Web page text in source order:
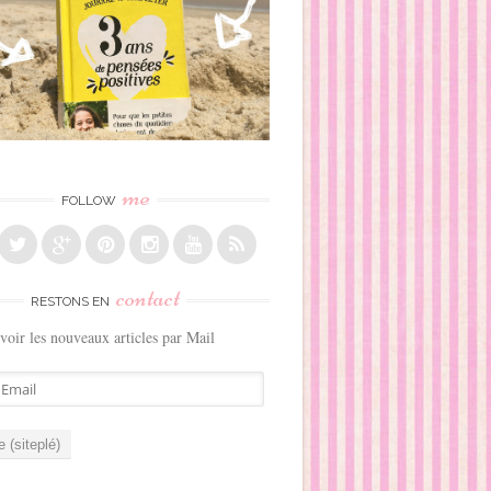
FOLLOW me
RESTONS EN contact
les nouveaux articles par Mail